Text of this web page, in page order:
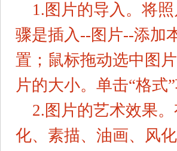
1.图片的导入。将
骤是插入--图片--添加
置；鼠标拖动选中图
片的大小。单击“格式
2.图片的艺术效果
化、素描、油画、风